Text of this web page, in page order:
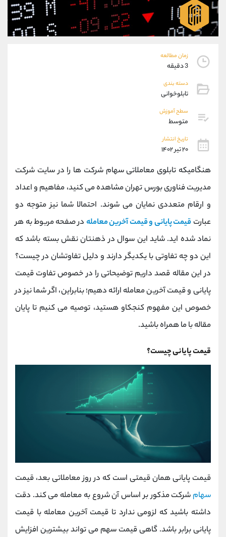
زمان مطالعه
3 دقیقه
دسته بندی
تابلوخوانی
سطح آموزش
متوسط
تاریخ انتشار
۲۰ تیر ۱۴۰۲
هنگامیکه تابلوی معاملاتی سهام شرکت ها را در سایت شرکت
مدیریت فناوری بورس تهران مشاهده می کنید، مفاهیم و اعداد
و ارقام متعددی نمایان می شوند. احتمالا شما نیز متوجه دو
عبارت قیمت پایانی و قیمت آخرین معامله در صفحه مربوط به هر
نماد شده اید. شاید این سوال در ذهنتان نقش بسته باشد که
این دو چه تفاوتی با یکدیگر دارند و دلیل تفاوتشان در چیست؟
در این مقاله قصد داریم توضیحاتی را در خصوص تفاوت قیمت
پایانی و قیمت آخرین معامله ارائه دهیم؛ بنابراین، اگر شما نیز در
خصوص این مفهوم کنجکاو هستید، توصیه می کنیم تا پایان
مقاله با ما همراه باشید.
قیمت پایانی چیست؟
قیمت پایانی همان قیمتی است که در روز معاملاتی بعد، قیمت
سهام شرکت مذکور بر اساس آن شروع به معامله می کند. دقت
داشته باشید که لزومی ندارد تا قیمت آخرین معامله با قیمت
پایانی برابر باشد. گاهی قیمت سهم می تواند بیشترین افزایش
09194198792
واتساپ شروع گفتگو
تلگرام @Armteam_admin_33
پشتیبان فروش
موبایل
واتساپ
داخلی
اطلاعات تماس (دفتر فروش)
تلفن 021-22021030
بدون پیش شماره 90001030
اینستاگرام @alireza.mehrabii
کانال تلگرام @alirezamehrabi_com